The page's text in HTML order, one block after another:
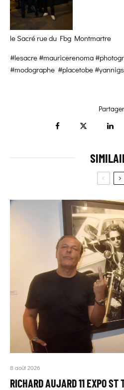
le Sacré rue du Fbg Montmartre
#lesacre #mauricerenoma
#modographe #placetobe
Partager
8 août 2026
RICHARD AUJARD 11 EXPO ST